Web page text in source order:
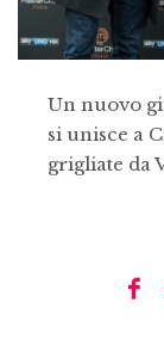
Un nuovo
si unisce a
grigliate da